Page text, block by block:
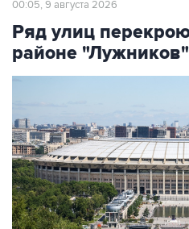
00:05, 9 августа 2026
Ряд улиц
районе "Лужников"